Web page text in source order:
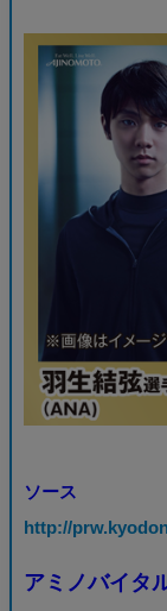
ソース
http://
アミノバイタ